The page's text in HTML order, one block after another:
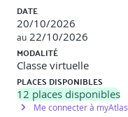
DATE
20/10/2026
au 22/10/2026
MODALITÉ
Classe virtuelle
PLACES DISPONIBLES
12 places disponibles
Me connecter à myAtlas